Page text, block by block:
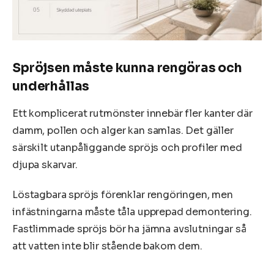
Spröjsen måste kunna rengöras och
underhållas
Ett komplicerat rutmönster innebär fler kanter där
damm, pollen och alger kan samlas. Det gäller
särskilt utanpåliggande spröjs och profiler med
djupa skarvar.
Löstagbara spröjs förenklar rengöringen, men
infästningarna måste tåla upprepad demontering.
Fastlimmade spröjs bör ha jämna avslutningar så
att vatten inte blir stående bakom dem.